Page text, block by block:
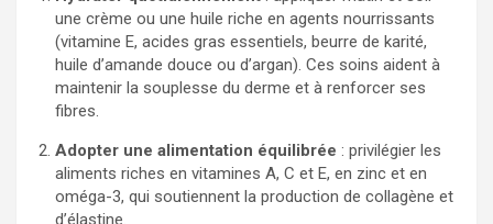
une crème ou une huile riche en agents nourrissants
(vitamine E, acides gras essentiels, beurre de karité,
huile d’amande douce ou d’argan). Ces soins aident à
maintenir la souplesse du derme et à renforcer ses
fibres.
Adopter une alimentation équilibrée : privilégier les
aliments riches en vitamines A, C et E, en zinc et en
oméga-3, qui soutiennent la production de collagène et
d’élastine.